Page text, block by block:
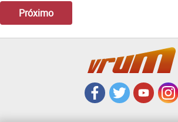
Próximo